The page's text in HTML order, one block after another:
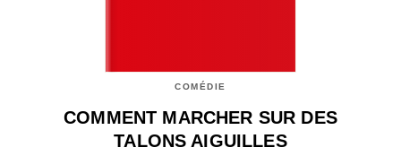
COMÉDIE
COMMENT MARCHER SUR DES
TALONS AIGUILLES